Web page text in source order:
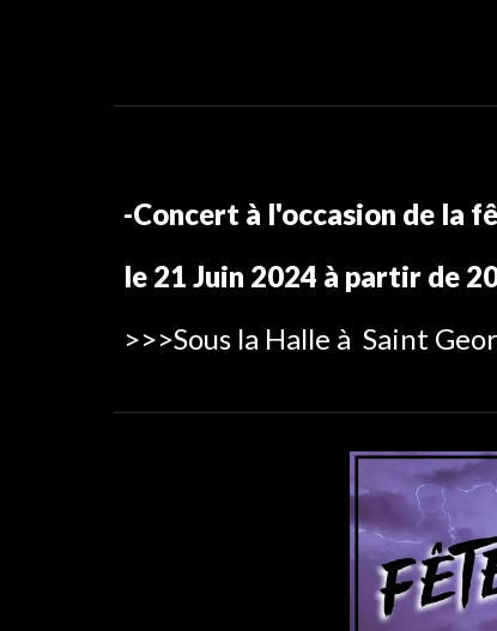
-Concert à l'occasion de la
le 21 Juin 2024 à partir de
>>>Sous la Halle à Saint